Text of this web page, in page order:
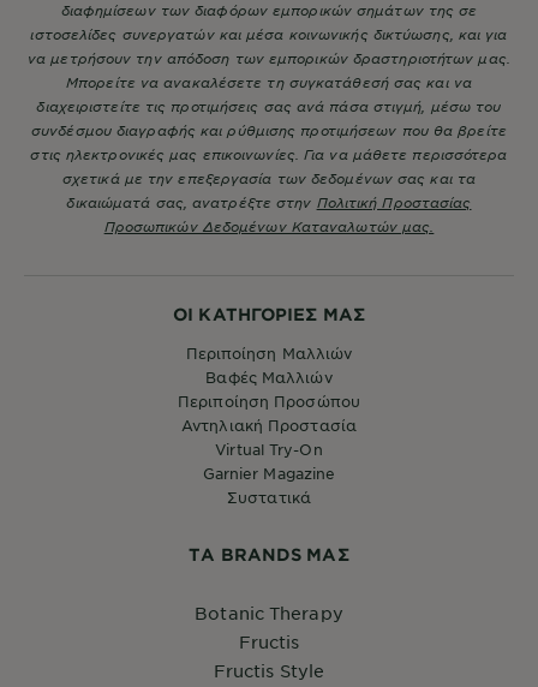
ΟΙ ΚΑΤΗΓΟΡΙΕΣ ΜΑΣ
Περιποίηση Μαλλιών
Βαφές Μαλλιών
Περιποίηση Προσώπου
Αντηλιακή Προστασία
Virtual Try-On
Garnier Magazine
Συστατικά
ΤA BRANDS ΜΑΣ
Botanic Therapy
Fructis
Fructis Style
διαφημίσεων των διαφόρων εμπορικών σημάτων της σε
ιστοσελίδες συνεργατών και μέσα κοινωνικής δικτύωσης, και για
να μετρήσουν την απόδοση των εμπορικών δραστηριοτήτων μας.
Μπορείτε να ανακαλέσετε τη συγκατάθεσή σας και να
διαχειριστείτε τις προτιμήσεις σας ανά πάσα στιγμή, μέσω του
συνδέσμου διαγραφής και ρύθμισης προτιμήσεων που θα βρείτε
στις ηλεκτρονικές μας επικοινωνίες. Για να μάθετε περισσότερα
σχετικά με την επεξεργασία των δεδομένων σας και τα
δικαιώματά σας, ανατρέξτε στην Πολιτική Προστασίας
Προσωπικών Δεδομένων Καταναλωτών μας.